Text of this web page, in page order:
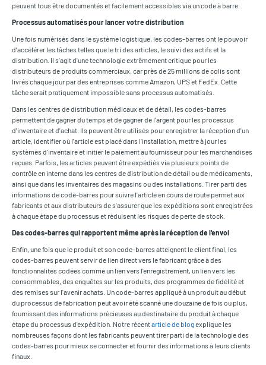
peuvent tous être documentés et facilement accessibles via un code à barre.
Processus automatisés pour lancer votre distribution
Une fois numérisés dans le système logistique, les codes-barres ont le pouvoir
d'accélérer les tâches telles que le tri des articles, le suivi des actifs et la
distribution. Il s'agit d'une technologie extrêmement critique pour les
distributeurs de produits commerciaux, car près de 25 millions de colis sont
livrés chaque jour par des entreprises comme Amazon, UPS et FedEx. Cette
tâche serait pratiquement impossible sans processus automatisés.
Dans les centres de distribution médicaux et de détail, les codes-barres
permettent de gagner du temps et de gagner de l'argent pour les processus
d'inventaire et d'achat. Ils peuvent être utilisés pour enregistrer la réception d'un
article, identifier où l'article est placé dans l'installation, mettre à jour les
systèmes d'inventaire et initier le paiement au fournisseur pour les marchandises
reçues. Parfois, les articles peuvent être expédiés via plusieurs points de
contrôle en interne dans les centres de distribution de détail ou de médicaments,
ainsi que dans les inventaires des magasins ou des installations. Tirer parti des
informations de code-barres pour suivre l'article en cours de route permet aux
fabricants et aux distributeurs de s'assurer que les expéditions sont enregistrées
à chaque étape du processus et réduisent les risques de perte de stock.
Des codes-barres qui rapportent même après la réception de l'envoi
Enfin, une fois que le produit et son code-barres atteignent le client final, les
codes-barres peuvent servir de lien direct vers le fabricant grâce à des
fonctionnalités codées comme un lien vers l'enregistrement, un lien vers les
consommables, des enquêtes sur les produits, des programmes de fidélité et
des remises sur l'avenir achats. Un code-barres appliqué à un produit au début
du processus de fabrication peut avoir été scanné une douzaine de fois ou plus,
fournissant des informations précieuses au destinataire du produit à chaque
étape du processus d'expédition. Notre récentarticle de blogexplique les
nombreuses façons dont les fabricants peuvent tirer parti de la technologie des
codes-barres pour mieux se connecter et fournir des informations à leurs clients
finaux.